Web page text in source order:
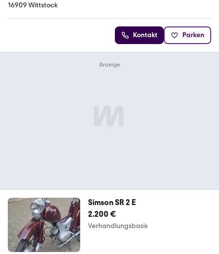
16909 Wittstock
Kontakt Parken
Simson SR 2 E
2.200 €
Verhandlungsbasis